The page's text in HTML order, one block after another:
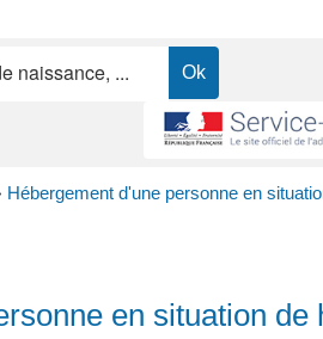
Hébergement d'une personne en
en situation de